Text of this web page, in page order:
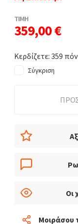
Οι
Μοιράσου
ΤΙΜΗ
359,00 €
Κερδίζετε: 359
Σύγκριση